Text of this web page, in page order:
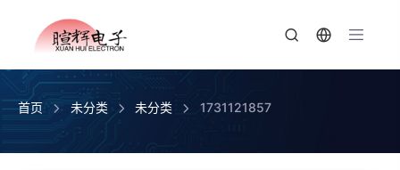
首页 未分类 未分类 1731121857